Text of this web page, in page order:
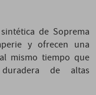
de Soprema
y ofrecen una
mismo tiempo que
duradera de altas